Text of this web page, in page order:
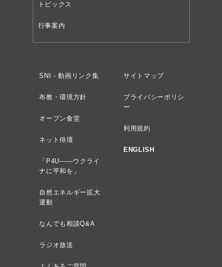
トピックス
行事案内
SNI - 動画リンク集
布教・環境方針
オープン食堂
ネット俳壇
「P4U——ウクライ
ナに平和を」
自然エネルギー拡大
運動
なんでも相談Q&A
ラジオ放送
サイトマップ
プライバシーポリシ
ー
利用規約
ENGLISH